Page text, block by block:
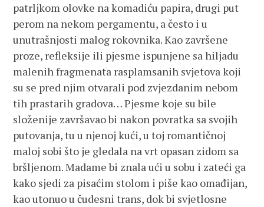
patrljkom olovke na komadiću papira, drugi put
perom na nekom pergamentu, a često i u
unutrašnjosti malog rokovnika. Kao završene
proze, refleksije ili pjesme ispunjene sa hiljadu
malenih fragmenata rasplamsanih svjetova koji
su se pred njim otvarali pod zvjezdanim nebom
tih prastarih gradova… Pjesme koje su bile
složenije završavao bi nakon povratka sa svojih
putovanja, tu u njenoj kući, u toj romantičnoj
maloj sobi što je gledala na vrt opasan zidom sa
bršljenom. Madame bi znala ući u sobu i zateći ga
kako sjedi za pisaćim stolom i piše kao omađijan,
kao utonuo u čudesni trans, dok bi svjetlosne